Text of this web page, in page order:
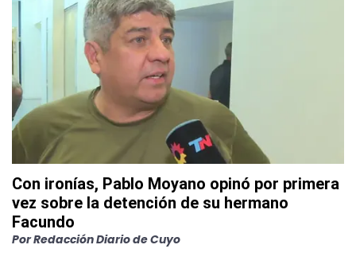
Con ironías, Pablo Moyano opinó por primera
vez sobre la detención de su hermano
Facundo
PorRedacción Diario de Cuyo